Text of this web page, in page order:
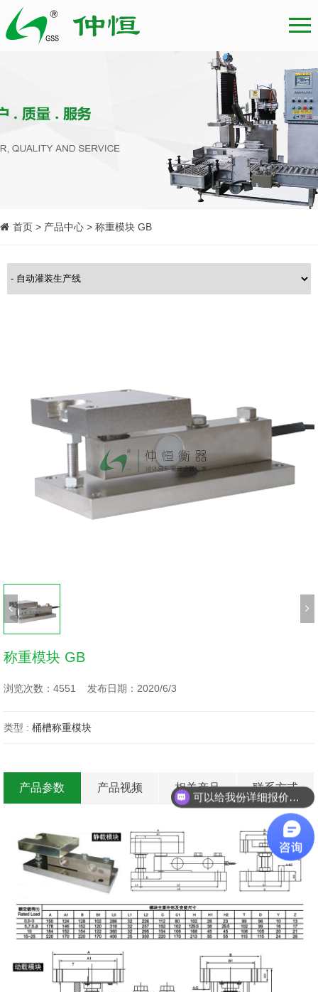
首页 > 产品中心 > 称重模块 GB
称重模块 GB
浏览次数：4551 发布日期：2020/6/3
类型 : 桶槽称重模块
产品参数 产品视频 相关产品 联系方式
可以给我份详细报价么？